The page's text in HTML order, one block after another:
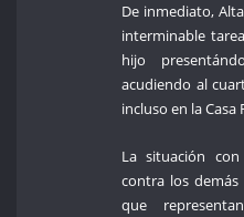
De inmediato,
interminable
hijo
acudiendo al
incluso en la Casa
La situación con
contra los
que